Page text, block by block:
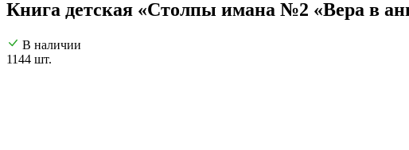
Книга детская «Столпы имана №2 «Вера в
В наличии
1144 шт.